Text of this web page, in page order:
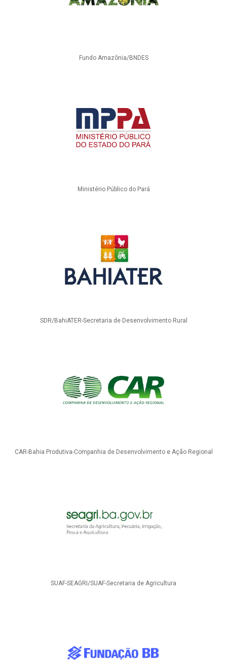
Fundo Amazônia/BNDES
Ministério Público do Pará
SDR/BahiATER-Secretaria de Desenvolvimento Rural
CAR-Bahia Produtiva-Companhia de Desenvolvimento e Ação Regional
SUAF-SEAGRI/SUAF-Secretaria de Agricultura